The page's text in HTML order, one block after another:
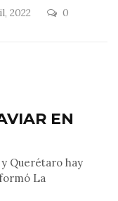
2022 0
EN
y Querétaro hay
La